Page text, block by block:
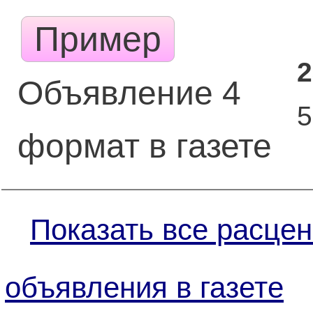
Пример
Объявление 4
формат в газете
Показать все
объявления в газете